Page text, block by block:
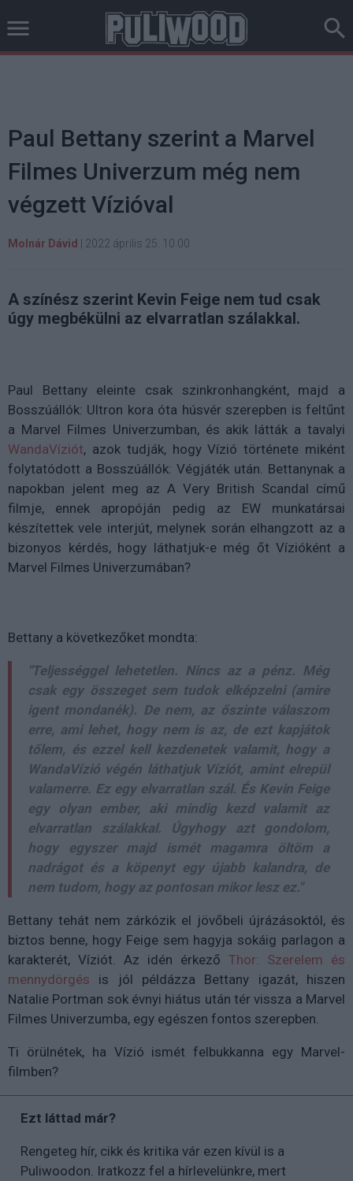
Paul Bettany szerint a Marvel
Filmes Univerzum még nem
végzett Vízióval
Molnár Dávid 2022 április 25. 10:00
A színész szerint Kevin Feige nem tud csak
úgy megbékülni az elvarratlan szálakkal.
Paul Bettany eleinte csak szinkronhangként, majd a
Bosszúállók: Ultron kora óta húsvér szerepben is feltűnt
a Marvel Filmes Univerzumban, és akik látták a tavalyi
WandaVíziót, azok tudják, hogy Vízió története miként
folytatódott a Bosszúállók: Végjáték után. Bettanynak a
napokban jelent meg az A Very British Scandal című
filmje, ennek apropóján pedig az EW munkatársai
készítettek vele interjút, melynek során elhangzott az a
bizonyos kérdés, hogy láthatjuk-e még őt Vízióként a
Marvel Filmes Univerzumában?
Bettany a következőket mondta:
"Teljességgel lehetetlen. Nincs az a pénz. Még
csak egy összeget sem tudok elképzelni (amire
igent mondanék). De nem, az őszinte válaszom
erre, ami lehet, hogy nem is az, de ezt kapjátok
tőlem, és ezzel kell kezdenetek valamit, hogy a
WandaVízió végén láthatjuk Víziót, amint elrepül
valamerre. Ez egy elvarratlan szál. És Kevin Feige
egy olyan ember, aki mindig kezd valamit az
elvarratlan szálakkal. Úgyhogy azt gondolom,
hogy egyszer majd ismét magamra öltöm a
nadrágot és a köpenyt egy újabb kalandra, de
nem tudom, hogy az pontosan mikor lesz ez."
Bettany tehát nem zárkózik el jövőbeli újrázásoktól, és
biztos benne, hogy Feige sem hagyja sokáig parlagon a
karakterét, Víziót. Az idén érkező Thor: Szerelem és
mennydörgés is jól példázza Bettany igazát, hiszen
Natalie Portman sok évnyi hiátus után tér vissza a Marvel
Filmes Univerzumba, egy egészen fontos szerepben.
Ti örülnétek, ha Vízió ismét felbukkanna egy Marvel-
filmben?
Ezt láttad már?
Rengeteg hír, cikk és kritika vár ezen kívül is a
Puliwoodon. Iratkozz fel a hírlevelünkre, mert